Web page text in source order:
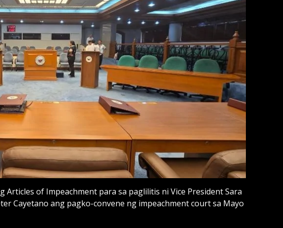
Articles of Impeachment para sa paglilitis ni Vice President Sara
Cayetano ang pagko-convene ng impeachment court sa Mayo